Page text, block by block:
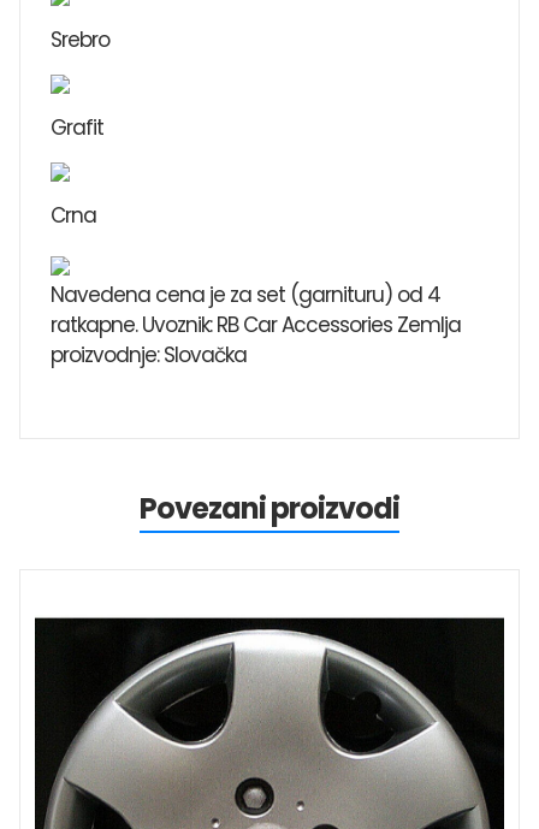
Srebro
Grafit
Crna
Navedena cena je za set (garnituru) od 4
ratkapne. Uvoznik: RB Car Accessories Zemlja
proizvodnje: Slovačka
Povezani proizvodi